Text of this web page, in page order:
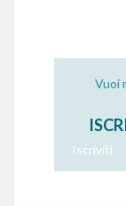
Vuoi
Iscriviti